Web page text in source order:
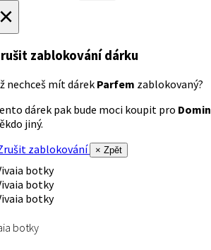
zablokování dárku
nechceš mít dárek Parfem zablokovaný?
dárek pak bude moci koupit pro
jiný.
zablokování
× Zpět
botky